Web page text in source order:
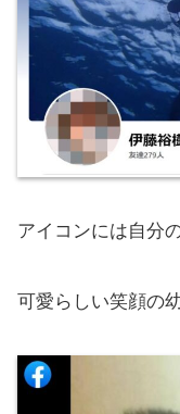
アイコンには自分
可愛らしい笑顔の